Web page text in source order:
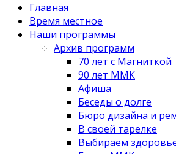
Главная
Время местное
Наши программы
Архив программ
70 лет с Магниткой
90 лет ММК
Афиша
Беседы о долге
Бюро дизайна и
В своей тарелке
Выбираем